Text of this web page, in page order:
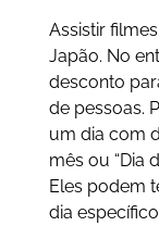
Assistir
Japão. No
desconto
de pessoas.
um dia com
mês ou “Dia
Eles podem
dia